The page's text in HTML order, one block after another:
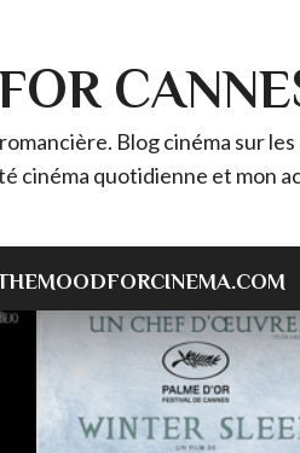
Blog cinéma sur
cinéma quotidienne et mon